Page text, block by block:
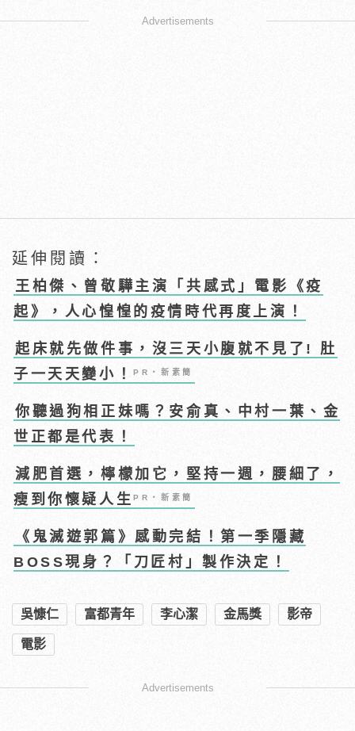
Advertisements
延伸閱讀：
王柏傑、曾敬驊主演「共感式」電影《疫
起》，人心惶惶的疫情時代再度上演！
起床就先做件事，沒三天小腹就不見了! 肚
子一天天變小！PR・新素簡
你聽過狗相正妹嗎？安俞真、中村一葉、金
世正都是代表！
減肥首選，檸檬加它，堅持一週，腰細了，
瘦到你懷疑人生PR・新素簡
《鬼滅遊郭篇》感動完結！第一季隱藏
BOSS現身？「刀匠村」製作決定！
吳慷仁 富都青年 李心潔 金馬獎 影帝
電影
Advertisements